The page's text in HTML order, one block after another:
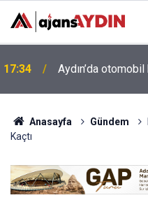
16:07
hazırlanıyor
Anasayfa Gündem
Kaçtı